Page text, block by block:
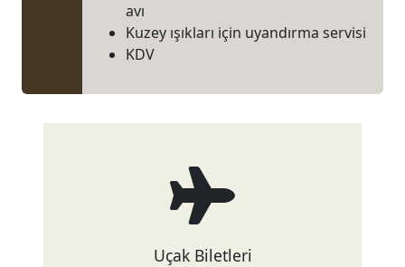
avı
Kuzey ışıkları için uyandırma servisi
KDV
Uçak Biletleri